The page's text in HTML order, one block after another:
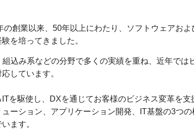
の創業以来、50年以上にわたり、ソフトウェアお
を培ってきました。
組込み系などの分野で多くの実績を重ね、近年では
しています。
を駆使し、DXを通じてお客様のビジネス変革を支
ューション、アプリケーション開発、IT基盤の3つ
ます。